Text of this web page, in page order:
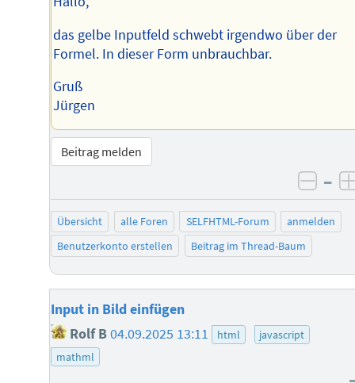
das gelbe Inputfeld schwebt irgendwo über der
Formel. In dieser Form unbrauchbar.
Gruß
Jürgen
Beitrag melden
–
Übersicht alle Foren SELFHTML-Forum
anmelden
Benutzerkonto erstellen
Beitrag im Thread-Baum
Input in Bild einfügen
Rolf B04.09.2025 13:11 html
javascript
mathml